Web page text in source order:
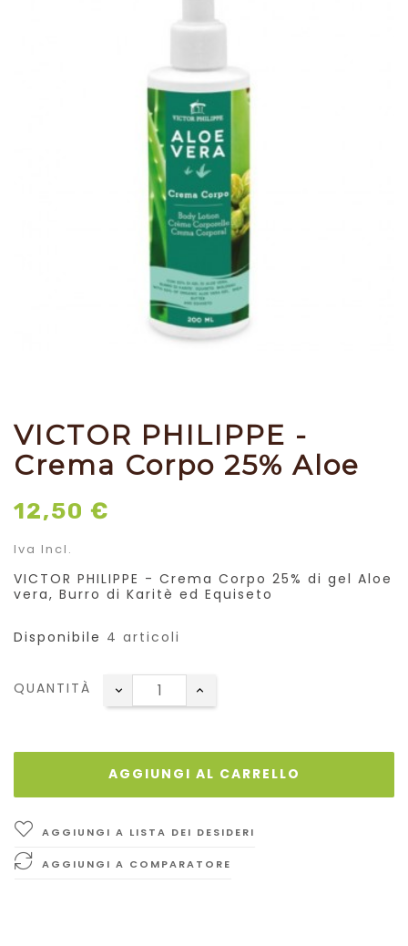
VICTOR PHILIPPE -
Crema Corpo 25% Aloe
12,50 €
Iva Incl.
VICTOR PHILIPPE - Crema Corpo 25% di gel Aloe
vera, Burro di Karitè ed Equiseto
Disponibile 4 articoli
QUANTITÀ
AGGIUNGI AL CARRELLO
AGGIUNGI A LISTA DEI DESIDERI
AGGIUNGI A COMPARATORE